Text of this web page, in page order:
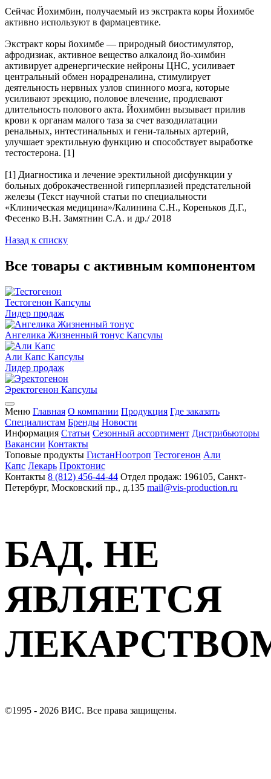
Сейчас Йохимбин, получаемый из экстракта коры Йохимбе
активно используют в фармацевтике.
Экстракт коры йохимбе — природный биостимулятор,
афродизиак, активное вещество алкалоид йо-химбин
активирует адренергические нейроны ЦНС, усиливает
центральный обмен норадреналина, стимулирует
деятельность нервных узлов спинного мозга, которые
усиливают эрекцию, половое влечение, продлевают
длительность полового акта. Йохимбин вызывает прилив
крови к органам малого таза за счет вазодилатации
ренальных, интестинальных и гени-тальных артерий,
улучшает эректильную функцию и способствует выработке
тестостерона. [1]
[1] Диагностика и лечение эректильной дисфункции у
больных доброкачественной гиперплазией предстательной
железы (Текст научной статьи по специальности
«Клиническая медицина»/Калинина С.Н., Кореньков Д.Г.,
Фесенко В.Н. Замятнин С.А. и др./ 2018
Назад к списку
Все товары с активным компонентом
Тестогенон Капсулы
Лидер продаж
Ангелика Жизненный тонус Капсулы
Али Капс Капсулы
Лидер продаж
Эректогенон Капсулы
Меню Главная О компании Продукция Где заказать
Специалистам Бренды Новости
Информация Статьи Сезонный ассортимент Дистрибьюторы
Вакансии Контакты
Топовые продукты ГистанНоотроп Тестогенон Али
Капс Лекарь Проктонис
Контакты 8 (812) 456-44-44 Отдел продаж: 196105, Санкт-
Петербург, Московский пр., д.135 mail@vis-production.ru
БАД. НЕ
ЯВЛЯЕТСЯ
©1995 - 2026 ВИС. Все права защищены.